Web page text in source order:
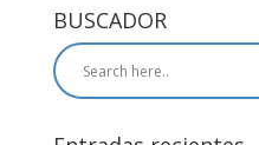
BUSCADOR